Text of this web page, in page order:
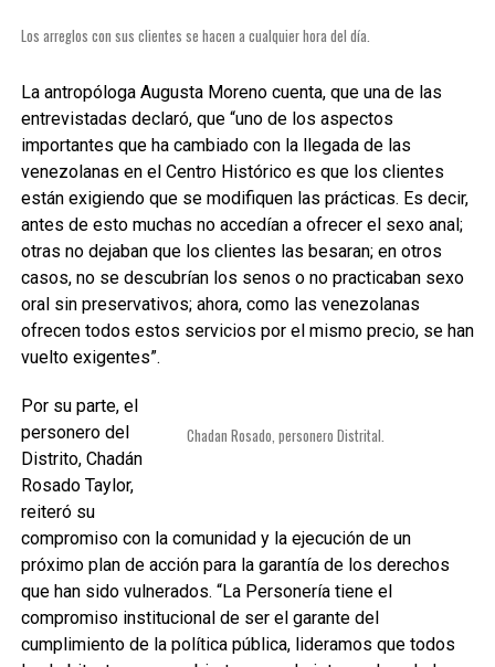
Los arreglos con sus clientes se hacen a cualquier hora del día.
La antropóloga Augusta Moreno cuenta, que una de las
entrevistadas declaró, que “uno de los aspectos
importantes que ha cambiado con la llegada de las
venezolanas en el Centro Histórico es que los clientes
están exigiendo que se modifiquen las prácticas. Es decir,
antes de esto muchas no accedían a ofrecer el sexo anal;
otras no dejaban que los clientes las besaran; en otros
casos, no se descubrían los senos o no practicaban sexo
oral sin preservativos; ahora, como las venezolanas
ofrecen todos estos servicios por el mismo precio, se han
vuelto exigentes”.
Chadan Rosado, personero Distrital.
Por su parte, el
personero del
Distrito, Chadán
Rosado Taylor,
reiteró su
compromiso con la comunidad y la ejecución de un
próximo plan de acción para la garantía de los derechos
que han sido vulnerados. “La Personería tiene el
compromiso institucional de ser el garante del
cumplimiento de la política pública, lideramos que todos